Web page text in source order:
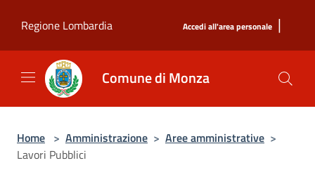
Regione Lombardia
Accedi all'area personale |
Comune di Monza
Home > Amministrazione > Aree amministrative >
Lavori Pubblici